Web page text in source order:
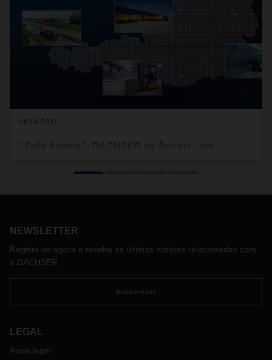
08.04.2021
austríacos possuem um talento especial para aproveitar as
em toda a Europa.
Graças à sua densidade incomparável, a rede logística
uma das respetivas regiões. A DACHSER Austria é parte
NEWSLETTER
Registe-se agora e receba as últimas notícias relacionadas com
a DACHSER
Subscrever
LEGAL
Aviso legal